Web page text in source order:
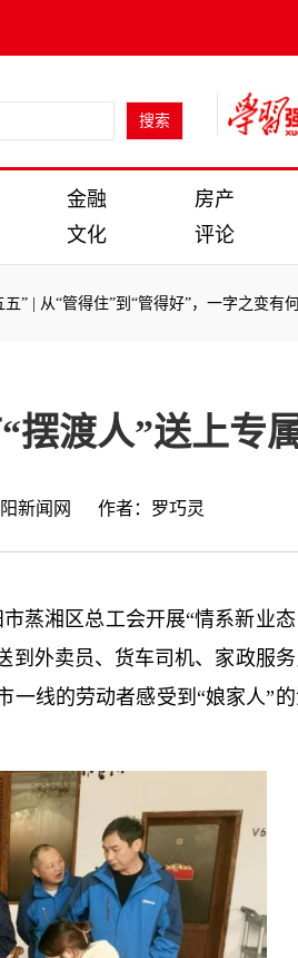
金融 房产
文化 评论
| 从“管得住”到“管得好”，一字之变有何深
从“管得住”到“管得好”，一字之变有何深
摆渡人”送上专
新闻网 作者：罗巧灵
蒸湘区总工会开展“情系新业
到外卖员、货车司机、家政服
线的劳动者感受到“娘家人”